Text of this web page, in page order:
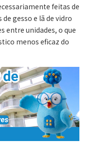
feitas de
gesso e lã de vidro
entre unidades, o que
menos eficaz do